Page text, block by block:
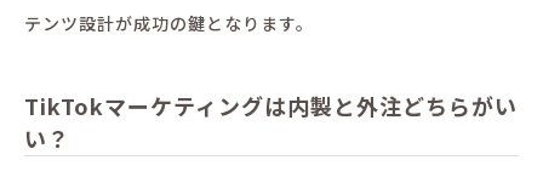
テンツ設計が成功の鍵となります。
TikTokマーケティングは内製と外注どちらがい
い？